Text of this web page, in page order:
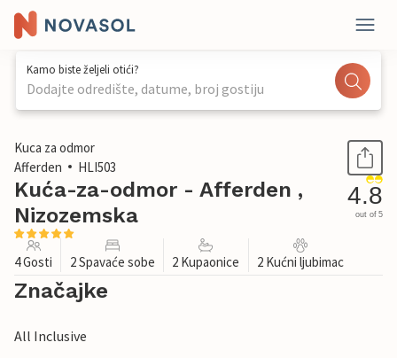
Kamo biste željeli otići?
Dodajte odredište, datume, broj gostiju
1 / 37
Kuca za odmor
Afferden
HLI503
Kuća-za-odmor - Afferden ,
Nizozemska
4.8
out of 5
4 Gosti 2 Spavaće sobe 2 Kupaonice 2 Kućni ljubimac
Značajke
All Inclusive